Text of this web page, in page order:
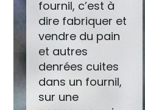
fournil, c’est à
dire fabriquer et
vendre du pain
et autres
denrées cuites
dans un fournil,
sur une